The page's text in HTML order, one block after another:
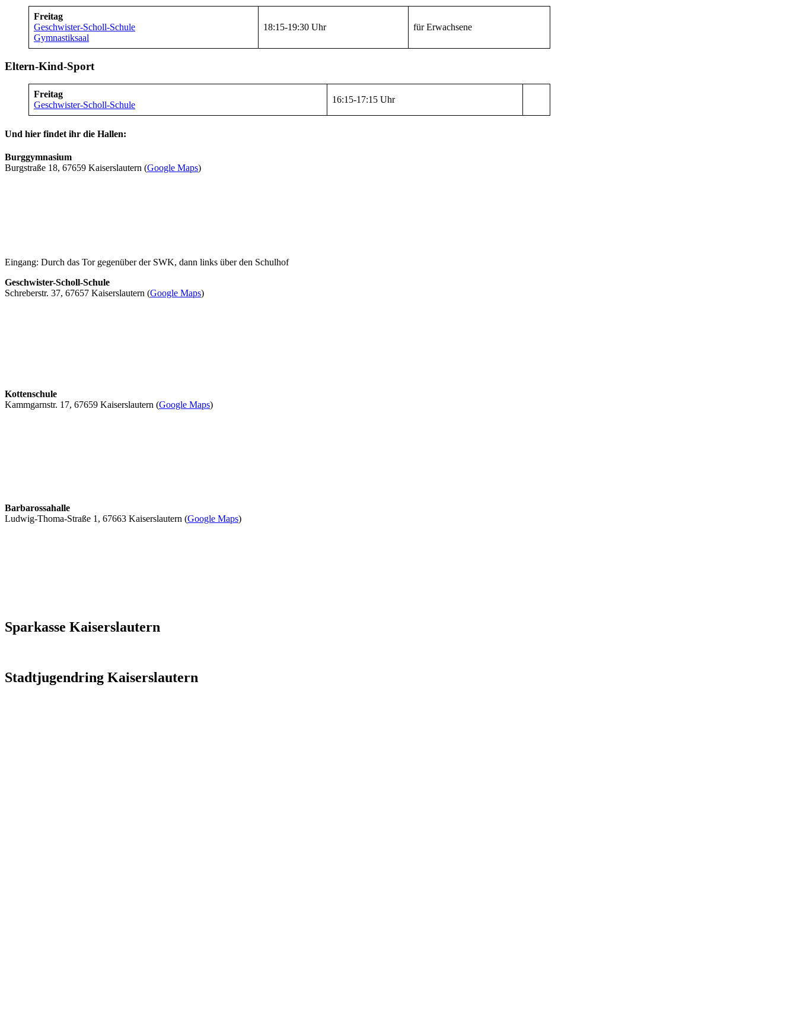
Freitag
Geschwister-Scholl-Schule
Gymnastiksaal
18:15-19:30 Uhr für Erwachsene
Eltern-Kind-Sport
Freitag
Geschwister-Scholl-Schule
16:15-17:15 Uhr
Und hier findet ihr die Hallen:
Burggymnasium
Burgstraße 18, 67659 Kaiserslautern (Google Maps)
Eingang: Durch das Tor gegenüber der SWK, dann links über den Schulhof
Geschwister-Scholl-Schule
Schreberstr. 37, 67657 Kaiserslautern (Google Maps)
Kottenschule
Kammgarnstr. 17, 67659 Kaiserslautern (Google Maps)
Barbarossahalle
Ludwig-Thoma-Straße 1, 67663 Kaiserslautern (Google Maps)
Sparkasse Kaiserslautern
Stadtjugendring Kaiserslautern